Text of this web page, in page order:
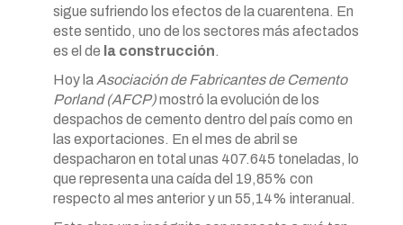
sigue sufriendo los efectos de la cuarentena. En
este sentido, uno de los sectores más afectados
es el de la construcción.
Hoy la Asociación de Fabricantes de Cemento
Porland (AFCP)mostró la evolución de los
despachos de cemento dentro del país como en
las exportaciones. En el mes de abril se
despacharon en total unas 407.645 toneladas, lo
que representa una caída del 19,85% con
respecto al mes anterior y un 55,14% interanual.